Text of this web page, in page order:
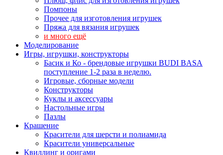
Помпоны
Прочее для изготовления игрушек
Пряжа для вязания игрушек
и много ещё
Моделирование
Игры, игрушки, конструкторы
Басик и Ко - брендовые игрушки BUDI BASA
поступление 1-2 раза в неделю.
Игровые, сборные модели
Конструкторы
Куклы и аксессуары
Настольные игры
Пазлы
Крашение
Красители для шерсти и полиамида
Красители универсальные
Квиллинг и оригами